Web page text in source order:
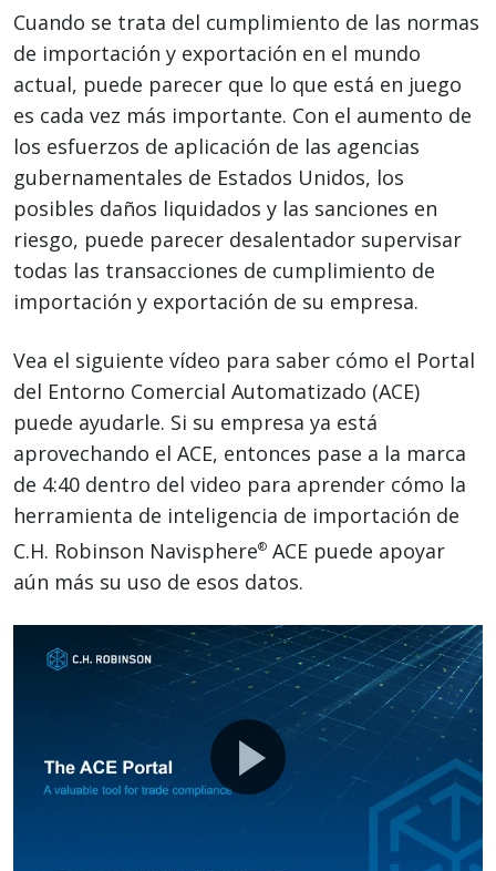
Cuando se trata del cumplimiento de las normas
de importación y exportación en el mundo
actual, puede parecer que lo que está en juego
es cada vez más importante. Con el aumento de
los esfuerzos de aplicación de las agencias
gubernamentales de Estados Unidos, los
posibles daños liquidados y las sanciones en
riesgo, puede parecer desalentador supervisar
todas las transacciones de cumplimiento de
importación y exportación de su empresa.
Vea el siguiente vídeo para saber cómo el Portal
del Entorno Comercial Automatizado (ACE)
puede ayudarle. Si su empresa ya está
aprovechando el ACE, entonces pase a la marca
de 4:40 dentro del video para aprender cómo la
herramienta de inteligencia de importación de
C.H. Robinson Navisphere® ACE puede apoyar
aún más su uso de esos datos.